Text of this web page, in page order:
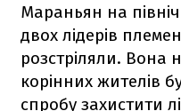
Мараньян на
двох лідерів
розстріляли. Вона
корінних жителів
спробу захистити